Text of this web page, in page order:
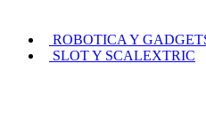
ROBOTICA Y
SLOT Y SCALEXTRIC